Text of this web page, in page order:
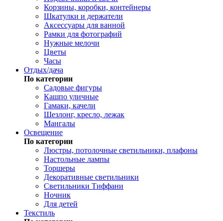
Корзины, коробки, контейнеры
Шкатулки и держатели
Аксессуары для ванной
Рамки для фотографий
Нужные мелочи
Цветы
Часы
Отдых/дача
По категории
Садовые фигуры
Кашпо уличные
Гамаки, качели
Шезлонг, кресло, лежак
Мангалы
Освещение
По категории
Люстры, потолочные светильники, плафоны
Настольные лампы
Торшеры
Декоративные светильники
Светильники Тиффани
Ночник
Для детей
Текстиль